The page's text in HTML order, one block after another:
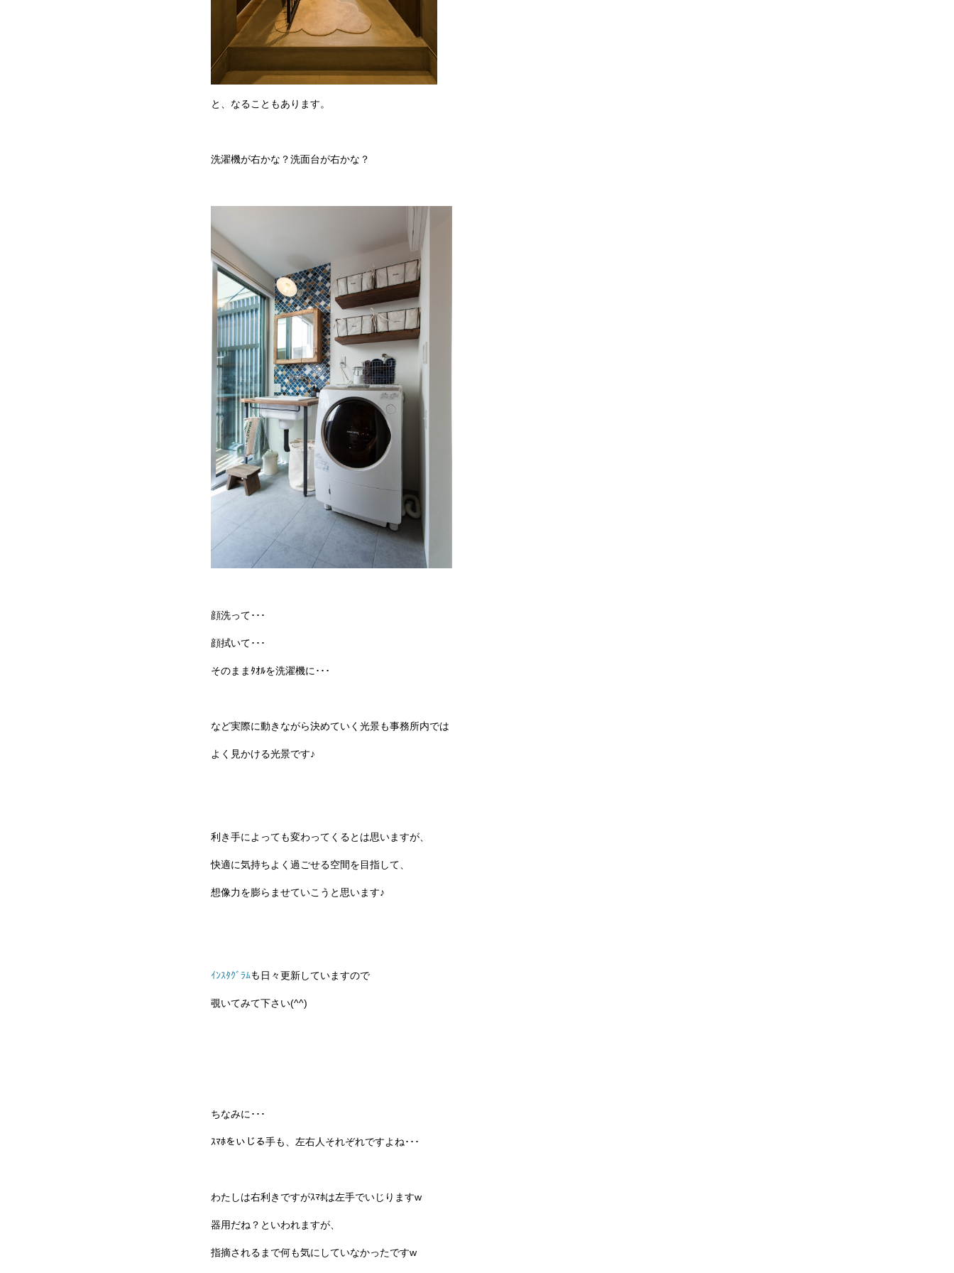
と、なることもあります。
洗濯機が右かな？洗面台が右かな？
顔洗って･･･
顔拭いて･･･
そのままﾀｵﾙを洗濯機に･･･
など実際に動きながら決めていく光景も事務所内では
よく見かける光景です♪
利き手によっても変わってくるとは思いますが、
快適に気持ちよく過ごせる空間を目指して、
想像力を膨らませていこうと思います♪
ｲﾝｽﾀｸﾞﾗﾑも日々更新していますので
覗いてみて下さい(^^)
ちなみに･･･
ｽﾏﾎをいじる手も、左右人それぞれですよね･･･
わたしは右利きですがｽﾏﾎは左手でいじりますw
器用だね？といわれますが、
指摘されるまで何も気にしていなかったですw